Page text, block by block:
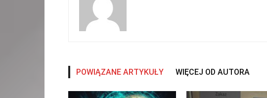
POWIĄZANE ARTYKUŁY WIĘCEJ OD AUTORA